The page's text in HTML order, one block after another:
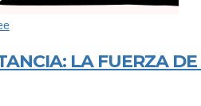
LA FUERZA